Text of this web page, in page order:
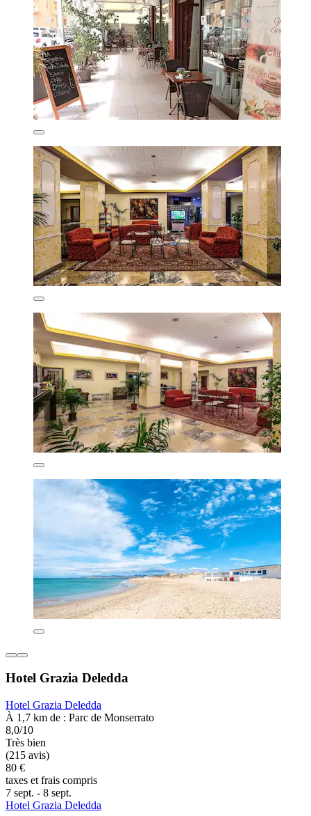
Hotel Grazia Deledda
Hotel Grazia Deledda
À 1,7 km de : Parc de Monserrato
8,0/10
Très bien
(215 avis)
80 €
taxes et frais compris
7 sept. - 8 sept.
Hotel Grazia Deledda